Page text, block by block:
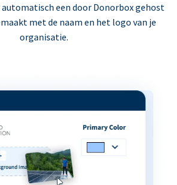
een door Donorbox gehost
met de naam en het logo van je
organisatie.